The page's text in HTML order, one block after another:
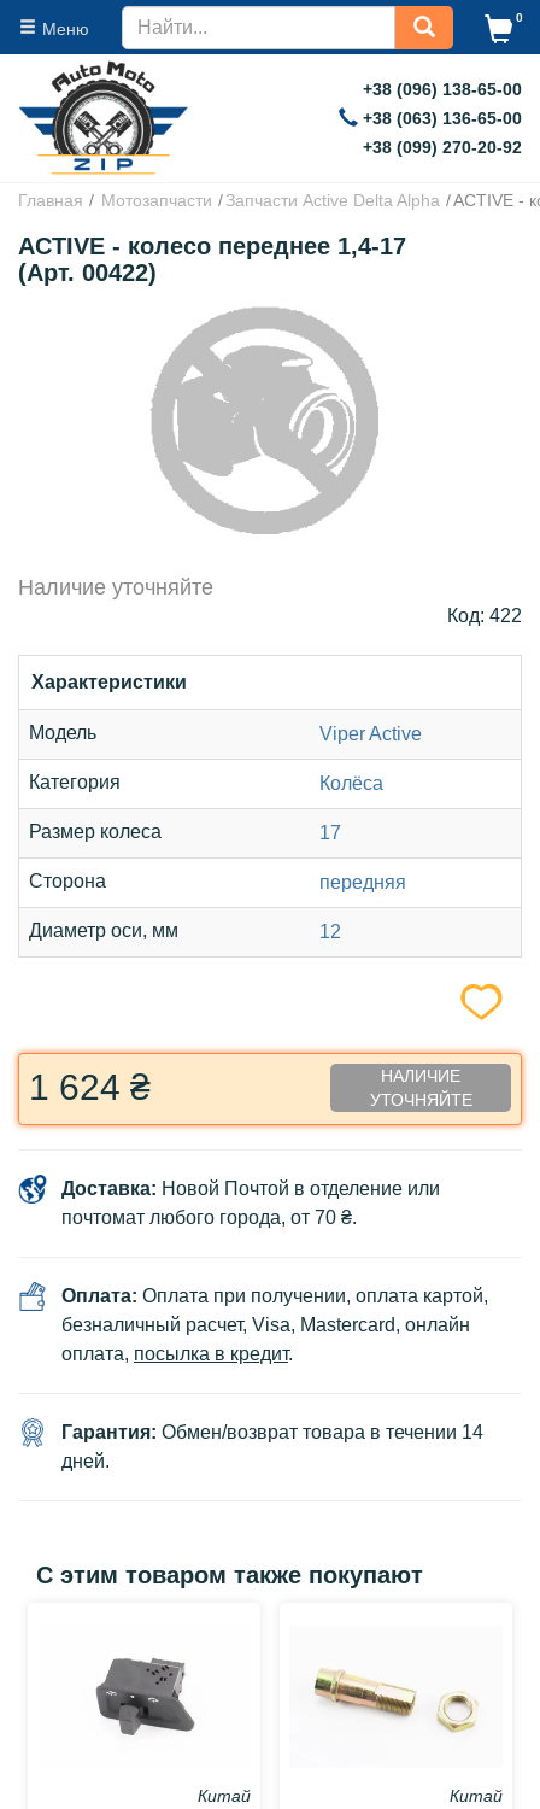
Меню
0
+38 (096) 138-65-00
+38 (063) 136-65-00
+38 (099) 270-20-92
Главная Мотозапчасти Запчасти Active Delta Alpha ACTIVE -
ACTIVE - колесо переднее 1,4-17
(Арт. 00422)
Наличие уточняйте
Код: 422
Характеристики
Модель Viper Active
Категория Колёса
Размер колеса 17
Сторона передняя
Диаметр оси, мм 12
1 624 ₴
НАЛИЧИЕ
УТОЧНЯЙТЕ
Доставка: Новой Почтой в отделение или
почтомат любого города, от 70 ₴.
Оплата: Оплата при получении, оплата картой,
безналичный расчет, Visa, Mastercard, онлайн
оплата, посылка в кредит.
Гарантия: Обмен/возврат товара в течении 14
дней.
С этим товаром также покупают
Китай
Китай